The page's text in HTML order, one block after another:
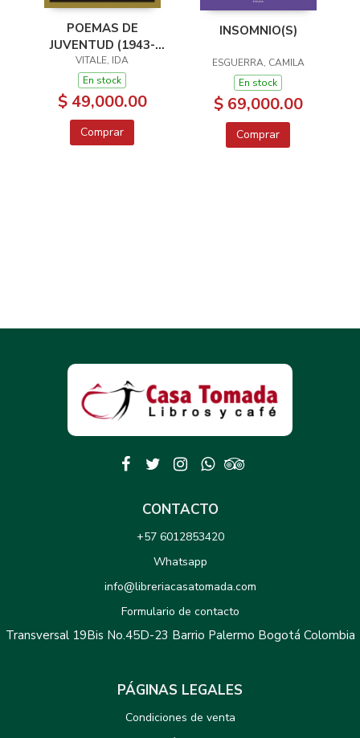
POEMAS DE
JUVENTUD (1943-
1946)
VITALE, IDA
En stock
$ 49,000.00
Comprar
INSOMNIO(S)
ESGUERRA, CAMILA
En stock
$ 69,000.00
Comprar
CONTACTO
+57 6012853420
Whatsapp
info@libreriacasatomada.com
Formulario de contacto
Transversal 19Bis No.45D-23 Barrio Palermo Bogotá Colombia
PÁGINAS LEGALES
Condiciones de venta